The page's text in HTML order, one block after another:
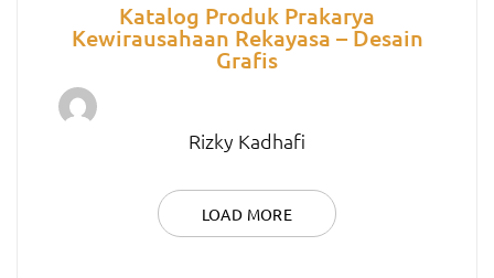
Katalog Produk Prakarya
Kewirausahaan Rekayasa – Desain
Grafis
Rizky Kadhafi
LOAD MORE